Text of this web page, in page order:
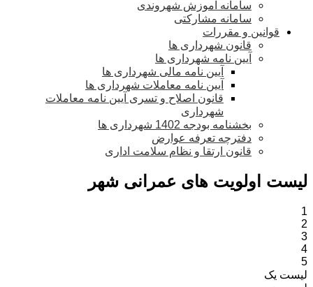
سامانه آموزش شهروندی
سامانه مشارکتی
قوانین و مقررات
قانون شهرداری ها
آیین نامه شهرداری ها
آیین نامه مالی شهرداری ها
آیین نامه معاملات شهرداری ها
قانون اصلاح و تسری آیین نامه معاملات
شهرداری
بخشنامه بودجه 1402 شهرداری ها
دفترچه تعرفه عوارض
قانون ارتقا و نظام سلامت اداری
لیست اولویت های عمرانی شهر
1
2
3
4
5
لیست یک